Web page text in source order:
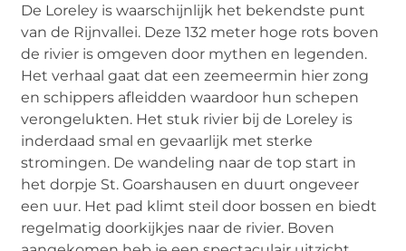
De Loreley is waarschijnlijk het bekendste punt
van de Rijnvallei. Deze 132 meter hoge rots boven
de rivier is omgeven door mythen en legenden.
Het verhaal gaat dat een zeemeermin hier zong
en schippers afleidden waardoor hun schepen
verongelukten. Het stuk rivier bij de Loreley is
inderdaad smal en gevaarlijk met sterke
stromingen. De wandeling naar de top start in
het dorpje St. Goarshausen en duurt ongeveer
een uur. Het pad klimt steil door bossen en biedt
regelmatig doorkijkjes naar de rivier. Boven